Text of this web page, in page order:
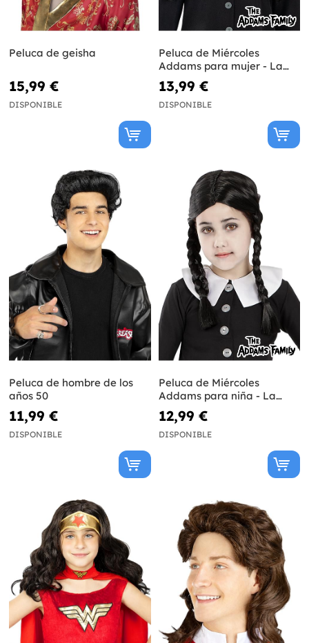
Peluca de geisha
15,99 €
DISPONIBLE
Peluca de Miércoles
Addams para mujer - La
Familia Addams
13,99 €
DISPONIBLE
Peluca de hombre de los
años 50
11,99 €
DISPONIBLE
Peluca de Miércoles
Addams para niña - La
Familia Addams
12,99 €
DISPONIBLE